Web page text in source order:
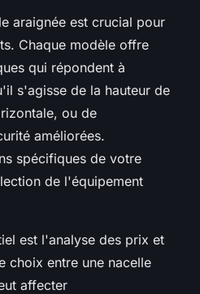
araignée est crucial pour
Chaque modèle offre
qui répondent à
s'agisse de la hauteur de
ou de
améliorées.
spécifiques de votre
de l'équipement
est l'analyse des prix et
choix entre une nacelle
affecter